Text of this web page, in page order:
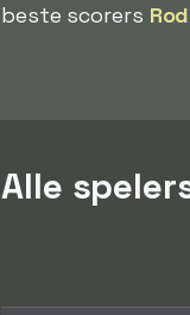
beste scorers
Alle